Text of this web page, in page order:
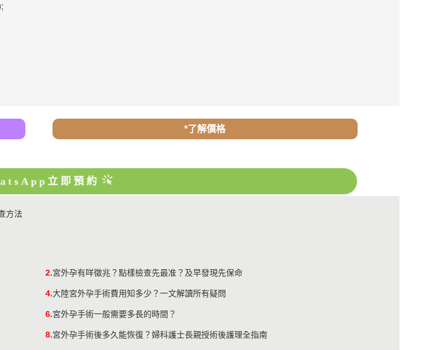
*了解價格
立即預約
方法
2.宮外孕有咩徵兆？點樣檢查先最准？及早發現先保命
4.大陸宮外孕手術費用知多少？一文解讀所有疑問
6.宮外孕手術一般需要多長的時間？
8.宮外孕手術後多久能恢復？婦科護士長親授術後護理全指南